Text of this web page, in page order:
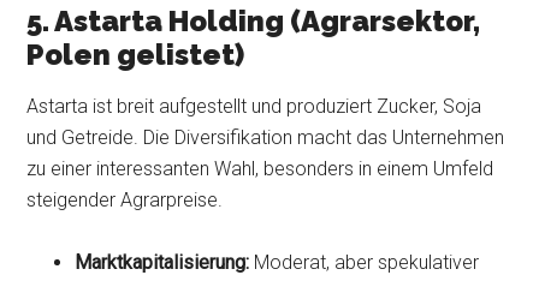
5. Astarta Holding (Agrarsektor,
Polen gelistet)
Astarta ist breit aufgestellt und produziert Zucker, Soja
und Getreide. Die Diversifikation macht das Unternehmen
zu einer interessanten Wahl, besonders in einem Umfeld
steigender Agrarpreise.
Marktkapitalisierung: Moderat, aber spekulativer